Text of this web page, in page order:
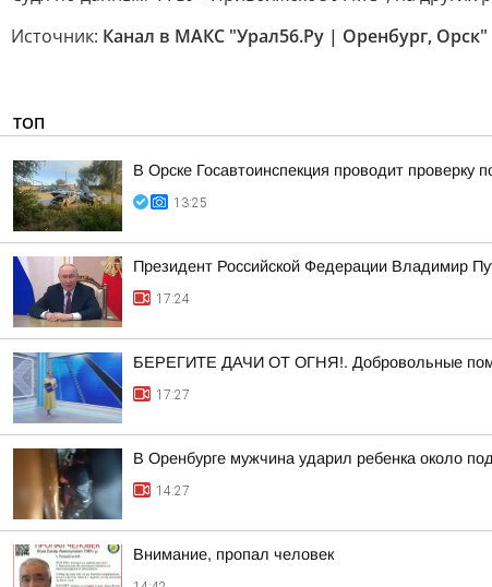
Источник: Канал в МАКС "Урал56.Ру | Оренбург, Орск"
ТОП
В Орске Госавтоинспекция проводит проверку
13:25
Президент Российской Федерации Владимир
17:24
БЕРЕГИТЕ ДАЧИ ОТ ОГНЯ!. Добровольные
17:27
В Оренбурге мужчина ударил ребенка около
14:27
Внимание, пропал человек